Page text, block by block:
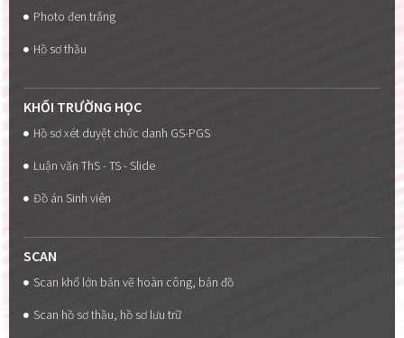
Photo đen trắng
Hồ sơ thầu
KHỐI TRƯỜNG HỌC
Hồ sơ xét duyệt chức danh GS-PGS
Luận văn ThS - TS - Slide
Đồ án Sinh viên
SCAN
Scan khổ lớn bản vẽ hoàn công, bản đồ
Scan hồ sơ thầu, hồ sơ lưu trữ